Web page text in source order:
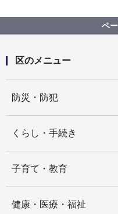
区民利用施設の指
横浜市いずみ台公
５期）の公募につ
ペ
区のメニュー
防災・防犯
くらし・手続き
子育て・教育
健康・医療・福祉